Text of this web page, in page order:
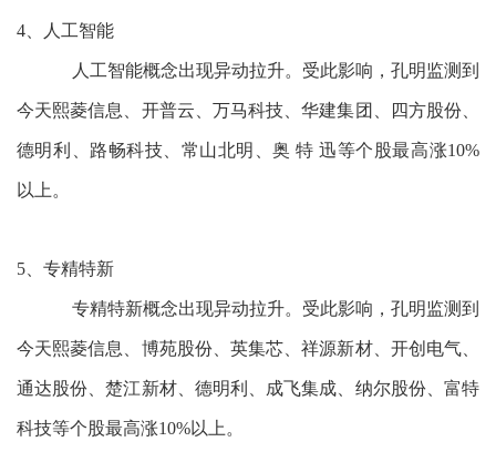
4、人工智能
人工智能概念出现异动拉升。受此影响，孔明监测到
今天熙菱信息、开普云、万马科技、华建集团、四方股份、
德明利、路畅科技、常山北明、奥 特 迅等个股最高涨10%
以上。
5、专精特新
专精特新概念出现异动拉升。受此影响，孔明监测到
今天熙菱信息、博苑股份、英集芯、祥源新材、开创电气、
通达股份、楚江新材、德明利、成飞集成、纳尔股份、富特
科技等个股最高涨10%以上。